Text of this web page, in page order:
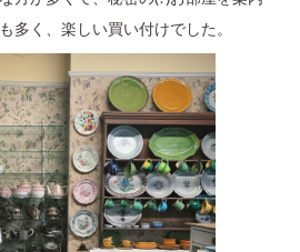
多く、楽しい買い付けでした。